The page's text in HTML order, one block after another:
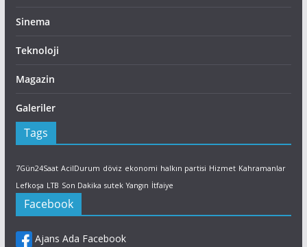
Sinema
Teknoloji
Magazin
Galeriler
Tags
7Gün24Saat AcilDurum döviz ekonomi halkın partisi Hizmet Kahramanlar
Lefkoşa LTB Son Dakika sutek Yangın İtfaiye
Facebook
Ajans Ada Facebook